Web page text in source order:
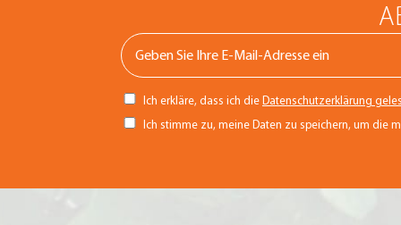
Ich erkläre, dass ich die Datenschutzerklärung
Ich stimme zu, meine Daten zu speichern, um die